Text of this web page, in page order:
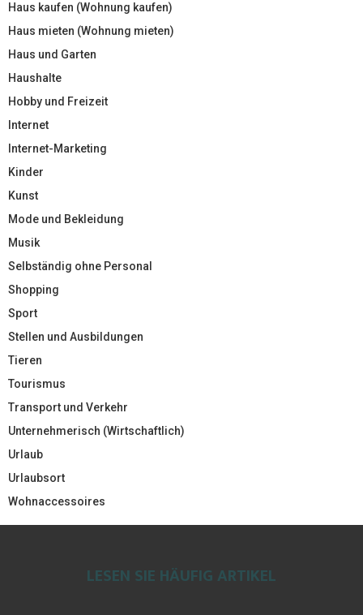
Haus kaufen (Wohnung kaufen)
Haus mieten (Wohnung mieten)
Haus und Garten
Haushalte
Hobby und Freizeit
Internet
Internet-Marketing
Kinder
Kunst
Mode und Bekleidung
Musik
Selbständig ohne Personal
Shopping
Sport
Stellen und Ausbildungen
Tieren
Tourismus
Transport und Verkehr
Unternehmerisch (Wirtschaftlich)
Urlaub
Urlaubsort
Wohnaccessoires
LESEN SIE HÄUFIG ARTIKEL